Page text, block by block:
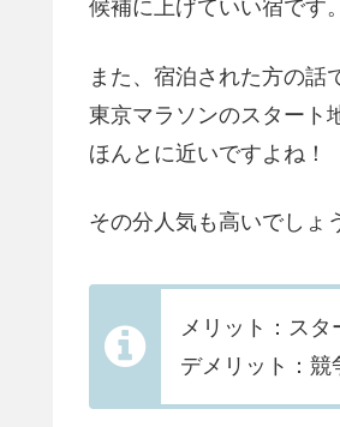
候補に上げていい宿です。
また、宿泊された方の話
東京マラソンのスタート
ほんとに近いですよね！
その分人気も高いでしょ
メリット：ス
デメリット：競